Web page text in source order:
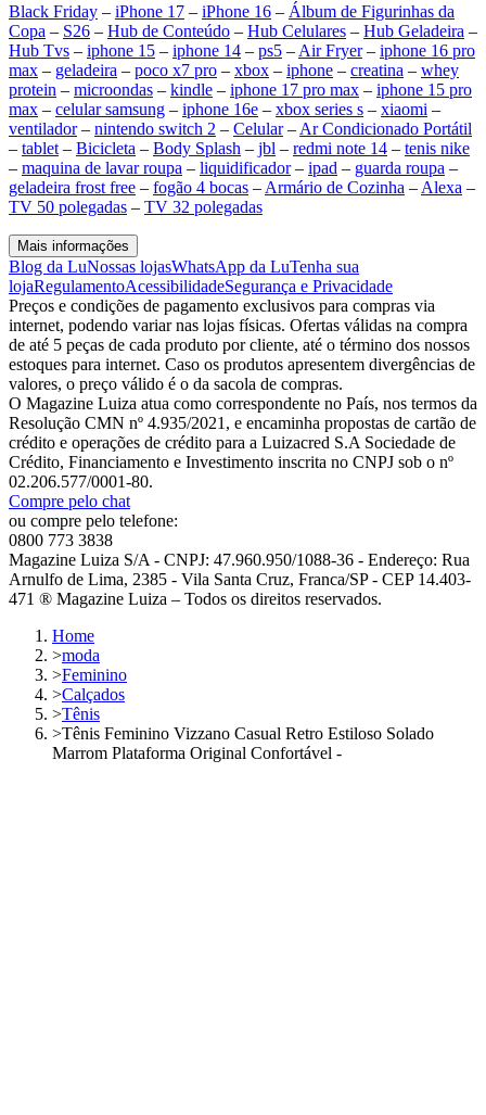
Black Friday – iPhone 17 – iPhone 16 – Álbum de Figurinhas da
Copa – S26 – Hub de Conteúdo – Hub Celulares – Hub Geladeira –
Hub Tvs – iphone 15 – iphone 14 – ps5 – Air Fryer– iphone 16 pro
max – geladeira – poco x7 pro – xbox – iphone – creatina – whey
protein – microondas – kindle – iphone 17 pro max – iphone 15 pro
max – celular samsung – iphone 16e – xbox series s – xiaomi –
ventilador– nintendo switch 2 – Celular– Ar Condicionado Portátil
– tablet – Bicicleta – Body Splash – jbl – redmi note 14 – tenis nike
– maquina de lavar roupa – liquidificador– ipad – guarda roupa –
geladeira frost free – fogão 4 bocas – Armário de Cozinha – Alexa –
TV 50 polegadas – TV 32 polegadas
Mais informações
Blog da LuNossas lojasWhatsApp da LuTenha sua
lojaRegulamentoAcessibilidadeSegurança e Privacidade
Preços e condições de pagamento exclusivos para compras via
internet, podendo variar nas lojas físicas. Ofertas válidas na compra
de até 5 peças de cada produto por cliente, até o término dos nossos
estoques para internet. Caso os produtos apresentem divergências de
valores, o preço válido é o da sacola de compras.
O Magazine Luiza atua como correspondente no País, nos termos da
Resolução CMN nº 4.935/2021, e encaminha propostas de cartão de
crédito e operações de crédito para a Luizacred S.A Sociedade de
Crédito, Financiamento e Investimento inscrita no CNPJ sob o nº
02.206.577/0001-80.
Compre pelo chat
ou compre pelo telefone:
0800 773 3838
Magazine Luiza S/A - CNPJ: 47.960.950/1088-36 - Endereço: Rua
Arnulfo de Lima, 2385 - Vila Santa Cruz, Franca/SP - CEP 14.403-
471 ® Magazine Luiza – Todos os direitos reservados.
Home
>moda
>Feminino
>Calçados
>Tênis
>Tênis Feminino Vizzano Casual Retro Estiloso Solado
Marrom Plataforma Original Confortável -